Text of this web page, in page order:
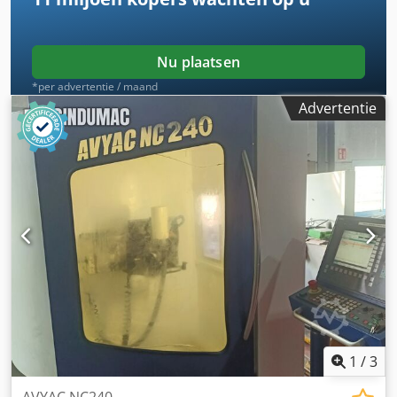
Nu plaatsen
*per advertentie / maand
Advertentie
1 /3